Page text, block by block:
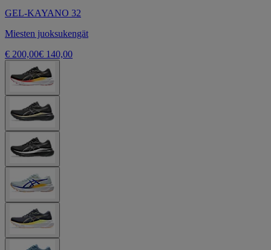
GEL-KAYANO 32
Miesten juoksukengät
€ 200,00€ 140,00